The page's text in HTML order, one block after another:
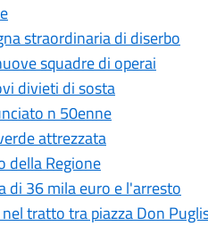
straordinaria di diserbo
squadre di operai
divieti di sosta
n 50enne
attrezzata
della Regione
di 36 mila euro e l'arresto
tratto tra piazza Don